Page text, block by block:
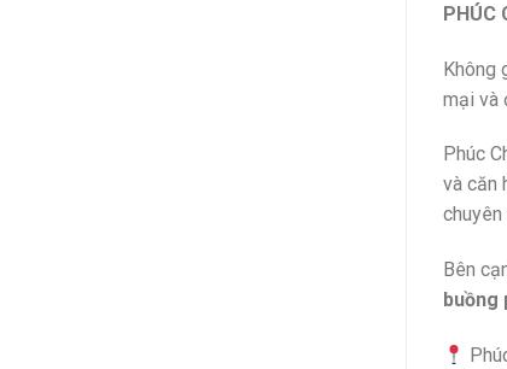
PHÚC
Không
mại và
Phúc
và căn
Bên
buồng